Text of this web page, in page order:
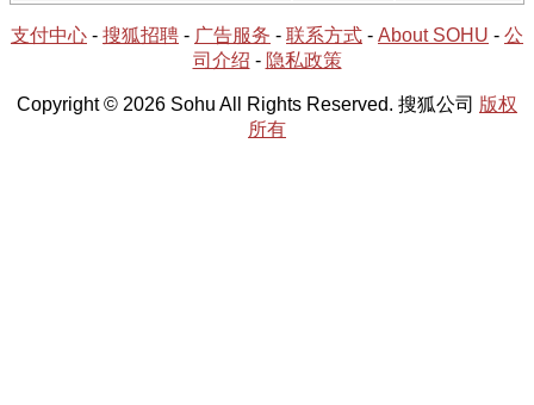
支付中心 - 搜狐招聘 - 广告服务 - 联系方式 - About SOHU - 公
司介绍 - 隐私政策
Copyright © 2026 Sohu All Rights Reserved. 搜狐公司 版权
所有